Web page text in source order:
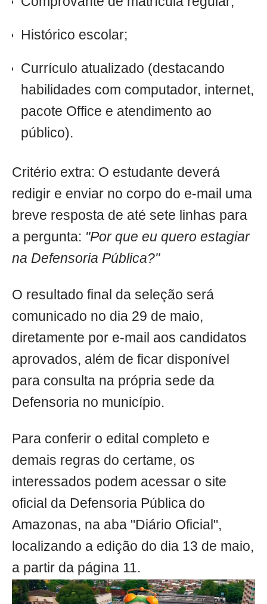
Histórico escolar;
Currículo atualizado (destacando
habilidades com computador, internet,
pacote Office e atendimento ao
público).
Critério extra: O estudante deverá
redigir e enviar no corpo do e-mail uma
breve resposta de até sete linhas para
a pergunta: "Por que eu quero estagiar
na Defensoria Pública?"
O resultado final da seleção será
comunicado no dia 29 de maio,
diretamente por e-mail aos candidatos
aprovados, além de ficar disponível
para consulta na própria sede da
Defensoria no município.
Para conferir o edital completo e
demais regras do certame, os
interessados podem acessar o site
oficial da Defensoria Pública do
Amazonas, na aba "Diário Oficial",
localizando a edição do dia 13 de maio,
a partir da página 11.